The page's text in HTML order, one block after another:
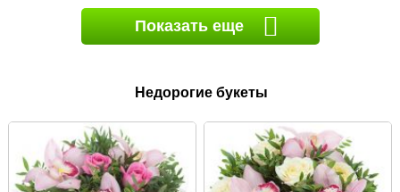
Показать еще
Недорогие букеты